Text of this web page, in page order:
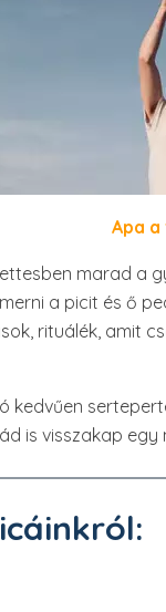
Apa
marad a
a picit és ő
rituálék, amit
kedvűen
is visszakap